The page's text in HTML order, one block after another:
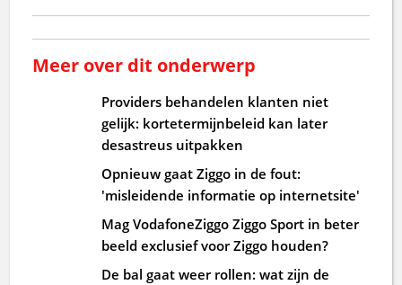
Meer over dit onderwerp
Providers behandelen klanten niet
gelijk: kortetermijnbeleid kan later
desastreus uitpakken
Opnieuw gaat Ziggo in de fout:
'misleidende informatie op internetsite'
Mag VodafoneZiggo Ziggo Sport in beter
beeld exclusief voor Ziggo houden?
De bal gaat weer rollen: wat zijn de